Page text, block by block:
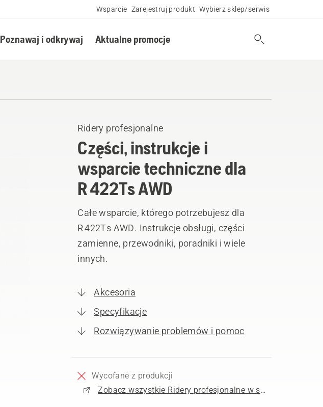
Wsparcie Zarejestruj produkt Wybierz sklep/serwis
Poznawaj i odkrywaj Aktualne promocje
Ridery profesjonalne
Części, instrukcje i
wsparcie techniczne dla
R 422Ts AWD
Całe wsparcie, którego potrzebujesz dla
R 422Ts AWD. Instrukcje obsługi, części
zamienne, przewodniki, poradniki i wiele
innych.
Akcesoria
Specyfikacje
Rozwiązywanie problemów i pomoc
Wycofane z produkcji
Zobacz wszystkie Ridery profesjonalne w sprzedaży